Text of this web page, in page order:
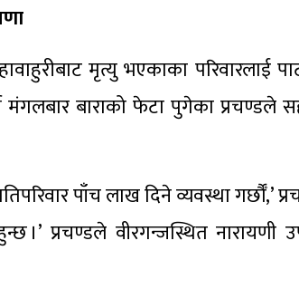
मृत्यु भएकाका परिवारलाई
मंगलबार बाराको फेटा पुगेका प्रचण्डले
पाँच लाख दिने व्यवस्था गर्छौँ,’
प्रचण्डले वीरगन्जस्थित नारायणी